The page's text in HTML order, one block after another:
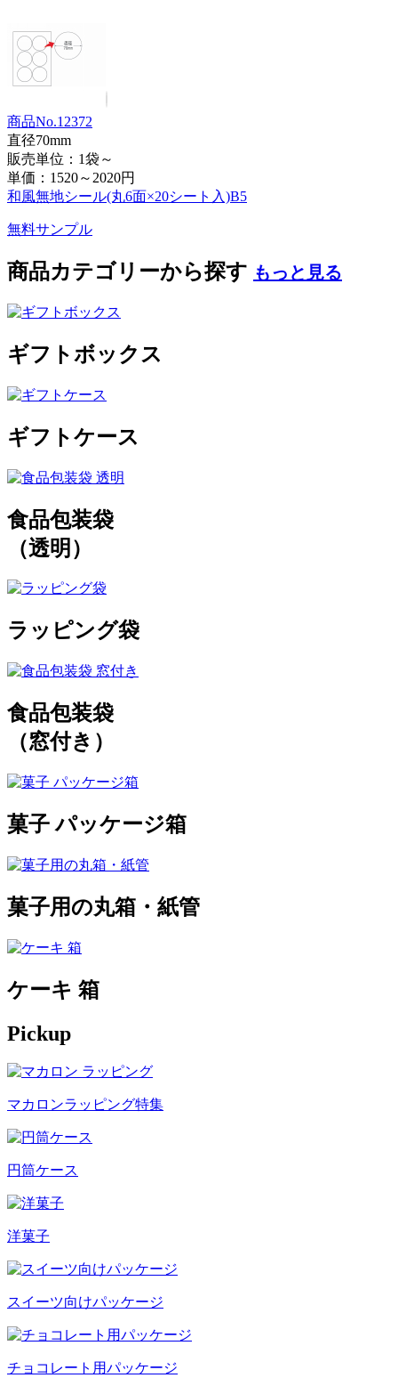
商品No.12372
直径70mm
販売単位：1袋～
単価： 1520～2020円
和風無地シール(丸6面×20シート入)B5
無料サンプル
商品カテゴリーから探す もっと見る
ギフトボックス
ギフトケース
食品包装袋
（透明）
ラッピング袋
食品包装袋
（窓付き）
菓子 パッケージ箱
菓子用の丸箱・紙管
ケーキ 箱
Pickup
マカロンラッピング特集
円筒ケース
洋菓子
スイーツ向けパッケージ
チョコレート用パッケージ